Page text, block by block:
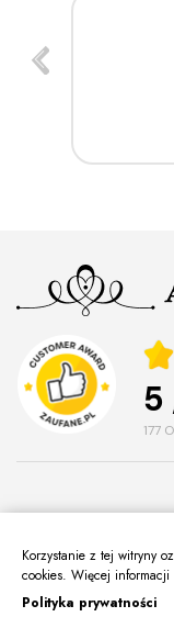
5
177
O Nas
Korzystanie z tej witryny
cookies. Więcej informacji
Polityka prywatności